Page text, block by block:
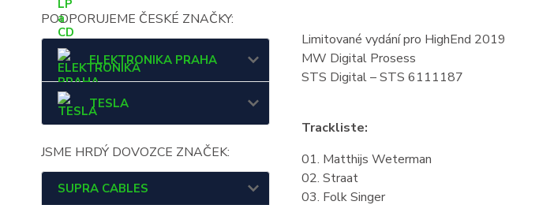
PODPORUJEME ČESKÉ ZNAČKY:
ELEKTRONIKA PRAHA
TESLA
JSME HRDÝ DOVOZCE ZNAČEK:
SUPRA CABLES
Limitované vydání pro HighEnd 2019
MW Digital Prosess
STS Digital ‎– STS 6111187
Trackliste:
01. Matthijs Weterman
02. Straat
03. Folk Singer